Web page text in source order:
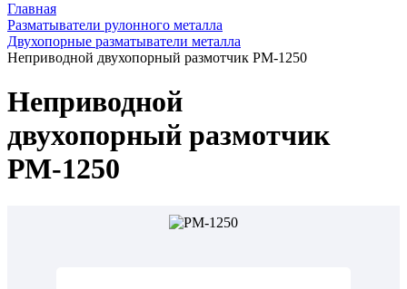
Главная
Разматыватели рулонного металла
Двухопорные разматыватели металла
Неприводной двухопорный размотчик РМ-1250
Неприводной
двухопорный размотчик
РМ-1250